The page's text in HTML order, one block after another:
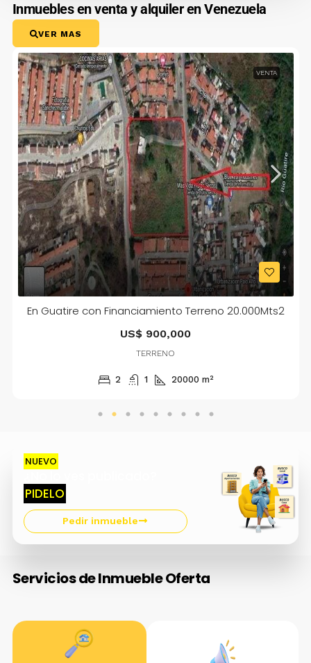
Inmuebles en venta y alquiler en Venezuela
VER MAS
VENTA
En Guatire con Financiamiento Terreno 20.000Mts2
US$ 900,000
TERRENO
2 1 20000 m²
NUEVO
PIDELO
Pedir inmueble
Servicios de Inmueble Oferta